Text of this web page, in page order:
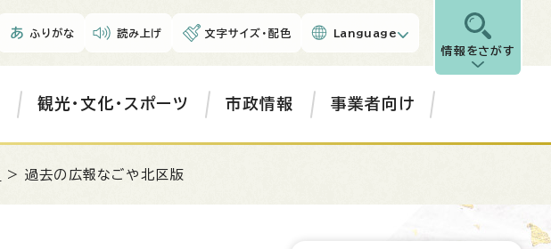
ふりがな 読み上げ 文字サイズ・配色 Language
情報をさがす
観光・文化・スポーツ 市政情報 事業者向け
> 過去の広報なごや北区版